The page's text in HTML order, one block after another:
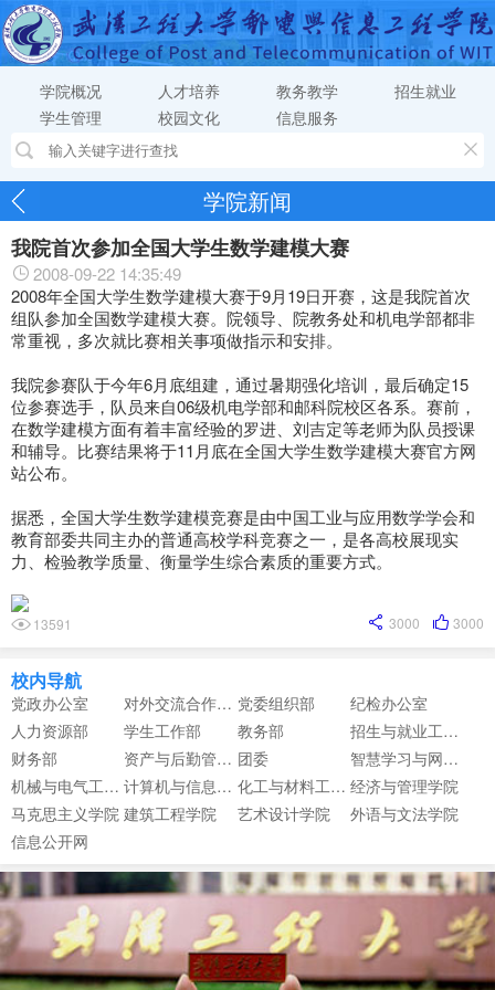
学院概况 人才培养 教务教学
招生就业
学生管理
校园文化 信息服务
学院新闻
我院首次参加全国大学生数学建模大赛
2008-09-22 14:35:49
2008年全国大学生数学建模大赛于9月19日开赛，这是我院首次
组队参加全国数学建模大赛。院领导、院教务处和机电学部都非
常重视，多次就比赛相关事项做指示和安排。
我院参赛队于今年6月底组建，通过暑期强化培训，最后确定15
位参赛选手，队员来自06级机电学部和邮科院校区各系。赛前，
在数学建模方面有着丰富经验的罗进、刘吉定等老师为队员授课
和辅导。比赛结果将于11月底在全国大学生数学建模大赛官方网
站公布。
据悉，全国大学生数学建模竞赛是由中国工业与应用数学学会和
教育部委共同主办的普通高校学科竞赛之一，是各高校展现实
力、检验教学质量、衡量学生综合素质的重要方式。
13591 3000
3000
校内导航
党政办公室 对外交流合作中心 党委组织部
纪检办公室
人力资源部
学生工作部 教务部
招生与就业工作部
财务部
资产与后勤管理部 团委
智慧学习与网络信息中心
机械与电气工程学院
计算机与信息工程学院 化工与材料工程学院 经济与管理学院
马克思主义学院 建筑工程学院 艺术设计学院
外语与文法学院
信息公开网